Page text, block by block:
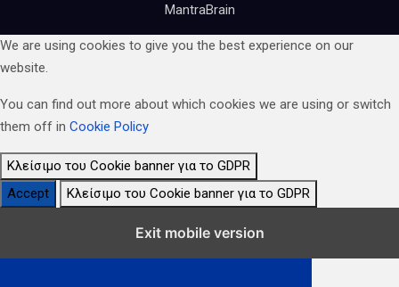
MantraBrain
We are using cookies to give you the best experience on our
website.
You can find out more about which cookies we are using or switch
them off in Cookie Policy
Κλείσιμο του Cookie banner για το GDPR
Accept
Κλείσιμο του Cookie banner για το GDPR
Exit mobile version